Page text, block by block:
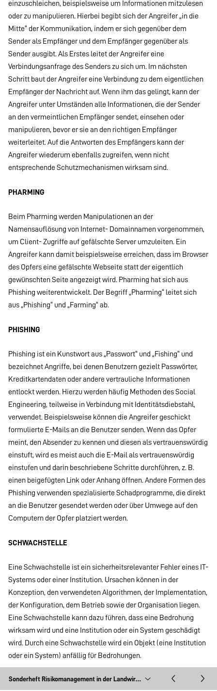
einzuschleichen, beispielsweise um Informationen mitzulesen
oder zu manipulieren. Hierbei begibt sich der Angreifer „in die
Mitte“ der Kommunikation, indem er sich gegenüber dem
Sender als Empfänger und dem Empfänger gegenüber als
Sender ausgibt. Als Erstes leitet der Angreifer eine
Verbindungsanfrage des Senders zu sich um. Im nächsten
Schritt baut der Angreifer eine Verbindung zu dem eigentlichen
Empfänger der Nachricht auf. Wenn ihm das gelingt, kann der
Angreifer unter Umständen alle Informationen, die der Sender
an den vermeintlichen Empfänger sendet, einsehen oder
manipulieren, bevor er sie an den richtigen Empfänger
weiterleitet. Auf die Antworten des Empfängers kann der
Angreifer wiederum ebenfalls zugreifen, wenn nicht
entsprechende Schutzmechanismen wirksam sind.
PHARMING
Beim Pharming werden Manipulationen an der
Namensauflösung von Internet- Domainnamen vorgenommen,
um Client- Zugriffe auf gefälschte Server umzuleiten. Ein
Angreifer kann damit beispielsweise erreichen, dass im Browser
des Opfers eine gefälschte Webseite statt der eigentlich
gewünschten Seite angezeigt wird. Pharming hat sich aus
Phishing weiterentwickelt. Der Begriff „Pharming“ leitet sich
aus „Phishing“ und „Farming“ ab.
PHISHING
Phishing ist ein Kunstwort aus „Passwort“ und „Fishing“ und
bezeichnet Angriffe, bei denen Benutzern gezielt Passwörter,
Kreditkartendaten oder andere vertrauliche Informationen
entlockt werden. Hierzu werden häufig Methoden des Social
Engineering, teilweise in Verbindung mit Identitätsdiebstahl,
verwendet. Beispielsweise können die Angreifer geschickt
formulierte E-Mails an die Benutzer senden. Wenn das Opfer
meint, den Absender zu kennen und diesen als vertrauenswürdig
einstuft, wird es meist auch die E-Mail als vertrauenswürdig
einstufen und darin beschriebene Schritte durchführen, z. B.
einen beigefügten Link oder Anhang öffnen. Andere Formen des
Phishing verwenden spezialisierte Schadprogramme, die direkt
an die Benutzer gesendet werden oder über Umwege auf den
Computern der Opfer platziert werden.
SCHWACHSTELLE
Eine Schwachstelle ist ein sicherheitsrelevanter Fehler eines IT-
Systems oder einer Institution. Ursachen können in der
Konzeption, den verwendeten Algorithmen, der Implementation,
der Konfiguration, dem Betrieb sowie der Organisation liegen.
Eine Schwachstelle kann dazu führen, dass eine Bedrohung
wirksam wird und eine Institution oder ein System geschädigt
wird. Durch eine Schwachstelle wird ein Objekt (eine Institution
oder ein System) anfällig für Bedrohungen.
SOCIAL ENGINEERING